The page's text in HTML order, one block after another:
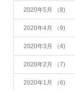
2020年5月 （8)
2020年4月 （9)
2020年3月 （4)
2020年2月 （7)
2020年1月 （6)